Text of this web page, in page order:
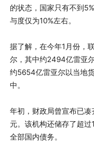
的状态，国家只有不到
与度仅为10%左右。
据了解，在今年1月份，
尔，其中约2494亿雷亚
约5654亿雷亚尔以当地
中。
年初，财政局曾宣布已
元。该机构还储存了超
全部国内债务。